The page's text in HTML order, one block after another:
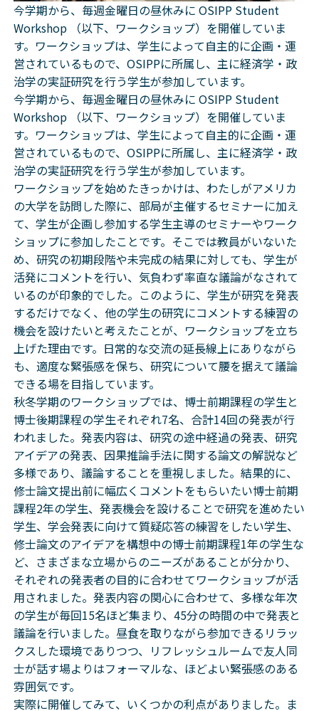
今学期から、毎週金曜日の昼休みに OSIPP Student
Workshop （以下、ワークショップ）を開催していま
す。ワークショップは、学生によって自主的に企画・運
営されているもので、OSIPPに所属し、主に経済学・政
治学の実証研究を行う学生が参加しています。
今学期から、毎週金曜日の昼休みに OSIPP Student
Workshop （以下、ワークショップ）を開催していま
す。ワークショップは、学生によって自主的に企画・運
営されているもので、OSIPPに所属し、主に経済学・政
治学の実証研究を行う学生が参加しています。
ワークショップを始めたきっかけは、わたしがアメリカ
の大学を訪問した際に、部局が主催するセミナーに加え
て、学生が企画し参加する学生主導のセミナーやワーク
ショップに参加したことです。そこでは教員がいないた
め、研究の初期段階や未完成の結果に対しても、学生が
活発にコメントを行い、気負わず率直な議論がなされて
いるのが印象的でした。このように、学生が研究を発表
するだけでなく、他の学生の研究にコメントする練習の
機会を設けたいと考えたことが、ワークショップを立ち
上げた理由です。日常的な交流の延長線上にありながら
も、適度な緊張感を保ち、研究について腰を据えて議論
できる場を目指しています。
秋冬学期のワークショップでは、博士前期課程の学生と
博士後期課程の学生それぞれ7名、合計14回の発表が行
われました。発表内容は、研究の途中経過の発表、研究
アイデアの発表、因果推論手法に関する論文の解説など
多様であり、議論することを重視しました。結果的に、
修士論文提出前に幅広くコメントをもらいたい博士前期
課程2年の学生、発表機会を設けることで研究を進めたい
学生、学会発表に向けて質疑応答の練習をしたい学生、
修士論文のアイデアを構想中の博士前期課程1年の学生な
ど、さまざまな立場からのニーズがあることが分かり、
それぞれの発表者の目的に合わせてワークショップが活
用されました。発表内容の関心に合わせて、多様な年次
の学生が毎回15名ほど集まり、45分の時間の中で発表と
議論を行いました。昼食を取りながら参加できるリラッ
クスした環境でありつつ、リフレッシュルームで友人同
士が話す場よりはフォーマルな、ほどよい緊張感のある
雰囲気です。
実際に開催してみて、いくつかの利点がありました。ま